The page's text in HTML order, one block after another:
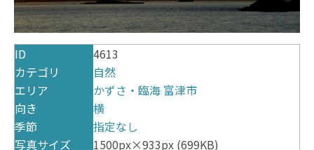
ID
4613
カテゴリ
自然
エリア
かずさ・臨海 富津市
向き
横
季節
指定なし
写真サイズ
1500px×933px (699KB)